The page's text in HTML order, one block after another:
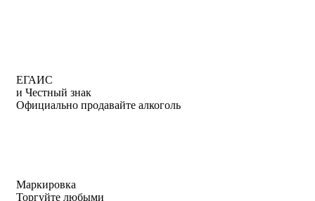
ЕГАИС
и Честный знак
Официально продавайте алкоголь
Маркировка
Торгуйте любыми